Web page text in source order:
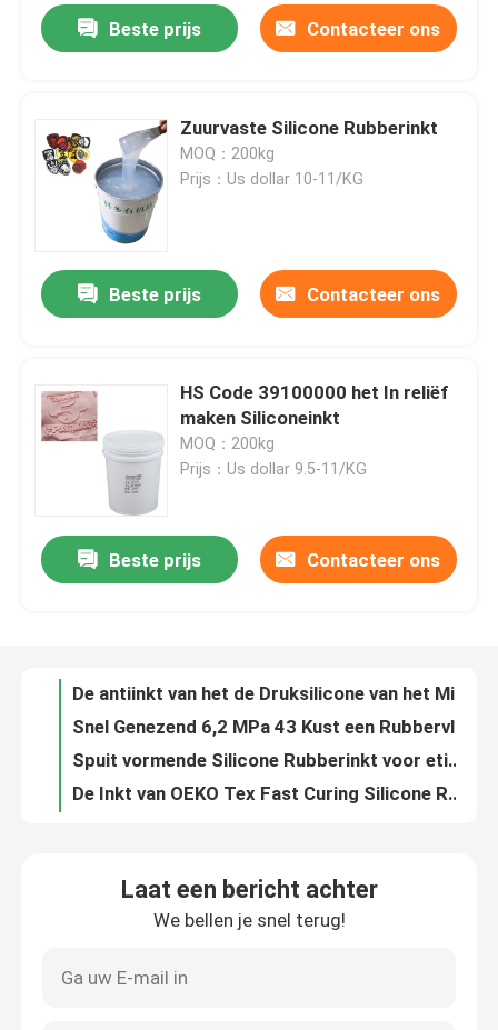
Producten
Contacteer ons
Verzoek om een Citaat
Silicone Rubberinkt
Beste prijs Contacteer ons
Zuurvaste Silicone Rubberinkt
MOQ：200kg
Prijs：Us dollar 10-11/KG
Beste prijs Contacteer ons
HS Code 39100000 het In reliëf
maken Siliconeinkt
MOQ：200kg
Prijs：Us dollar 9.5-11/KG
Beste prijs Contacteer ons
De antiinkt van het de Druksilicone van het Migratie4.2mpa Scherm voor Leer
Flexibel niet Giftig Platina Genezen het Siliconebuizenstelsel van FDA
Sterke Zelfklevende het Voedselrang 10kg van FDA/20kg-Silicone Rubberinkt
Van de Verlengingslsr van OEKO-Tex 463% Silicone het Op hoge temperatuur van de het Voedselrang voor Schoenveter
Laat een bericht achter
We bellen je snel terug!